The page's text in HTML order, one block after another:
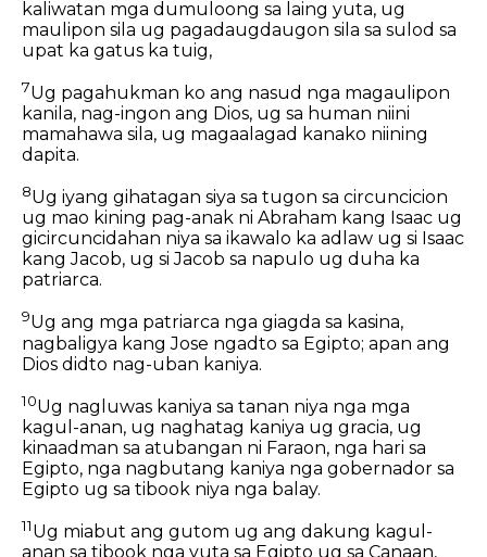
kaliwatan mga dumuloong sa laing yuta, ug
maulipon sila ug pagadaugdaugon sila sa sulod sa
upat ka gatus ka tuig,
7Ug pagahukman ko ang nasud nga magaulipon
kanila, nag-ingon ang Dios, ug sa human niini
mamahawa sila, ug magaalagad kanako niining
dapita.
8Ug iyang gihatagan siya sa tugon sa circuncicion
ug mao kining pag-anak ni Abraham kang Isaac ug
gicircuncidahan niya sa ikawalo ka adlaw ug si Isaac
kang Jacob, ug si Jacob sa napulo ug duha ka
patriarca.
9Ug ang mga patriarca nga giagda sa kasina,
nagbaligya kang Jose ngadto sa Egipto; apan ang
Dios didto nag-uban kaniya.
10Ug nagluwas kaniya sa tanan niya nga mga
kagul-anan, ug naghatag kaniya ug gracia, ug
kinaadman sa atubangan ni Faraon, nga hari sa
Egipto, nga nagbutang kaniya nga gobernador sa
Egipto ug sa tibook niya nga balay.
11Ug miabut ang gutom ug ang dakung kagul-
anan sa tibook nga yuta sa Egipto ug sa Canaan,